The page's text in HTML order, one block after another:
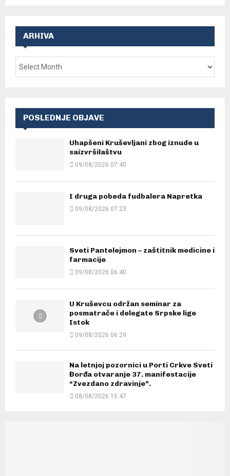
ARHIVA
POSLEDNJE OBJAVE
Uhapšeni Kruševljani zbog iznude u
saizvršilaštvu
09/08/2026 07:40
I druga pobeda fudbalera Napretka
09/08/2026 07:23
Sveti Pantelejmon – zaštitnik medicine i
farmacije
09/08/2026 06:40
U Kruševcu održan seminar za
posmatrače i delegate Srpske lige
Istok
09/08/2026 06:29
Na letnjoj pozornici u Porti Crkve Sveti
Đorđa otvaranje 37. manifestacije
“Zvezdano zdravinje”.
08/08/2026 15:47